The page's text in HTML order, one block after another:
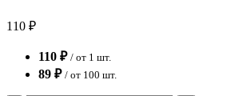
110 ₽
110 ₽ / от 1 шт.
89 ₽ / от 100 шт.